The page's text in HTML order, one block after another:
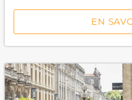
EN